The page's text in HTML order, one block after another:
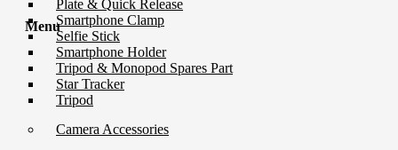
Plate & Quick Release
Smartphone Clamp
Selfie Stick
Smartphone Holder
Tripod & Monopod Spares Part
Star Tracker
Tripod
Camera Accessories
Menu